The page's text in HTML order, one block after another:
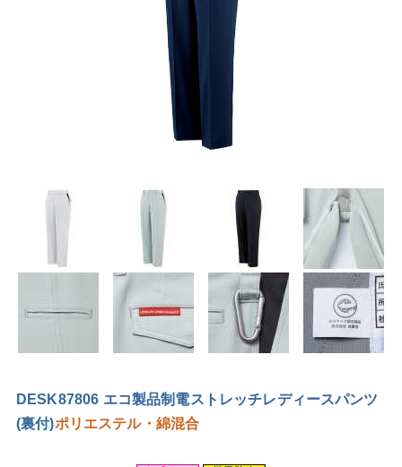
DESK87806 エコ製品制電ストレッチレディースパンツ
(裏付)ポリエステル・綿混合